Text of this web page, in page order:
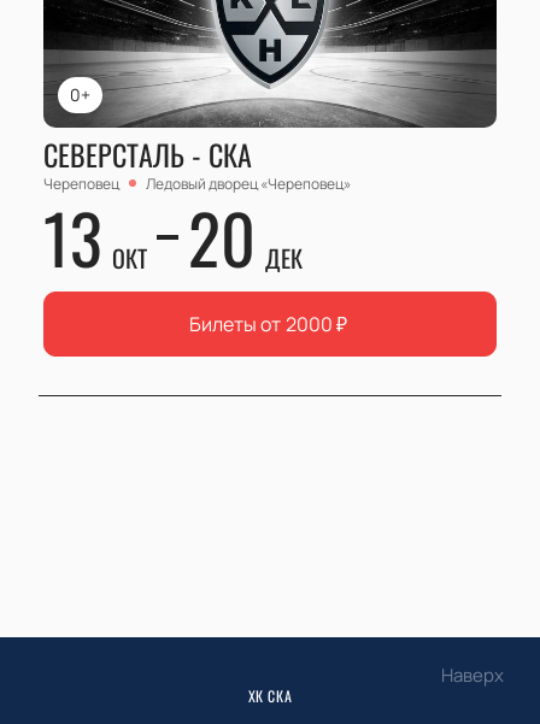
0+
СЕВЕРСТАЛЬ - СКА
Череповец Ледовый дворец «Череповец»
13 ОКТ 20 ДЕК
Билеты от 2000₽
Наверх
ХК СКА